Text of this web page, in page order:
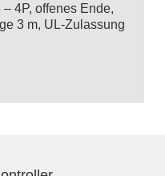
4P, offenes Ende,
3 m, UL-Zulassung